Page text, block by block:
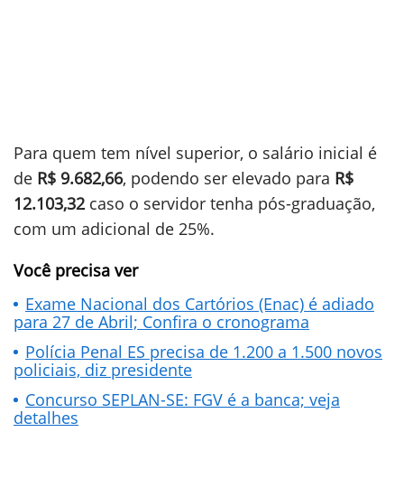
Para quem tem nível superior, o salário inicial é
de R$ 9.682,66, podendo ser elevado para R$
12.103,32 caso o servidor tenha pós-graduação,
com um adicional de 25%.
Você precisa ver
Exame Nacional dos Cartórios (Enac) é adiado
para 27 de Abril; Confira o cronograma
Polícia Penal ES precisa de 1.200 a 1.500 novos
policiais, diz presidente
Concurso SEPLAN-SE: FGV é a banca; veja
detalhes